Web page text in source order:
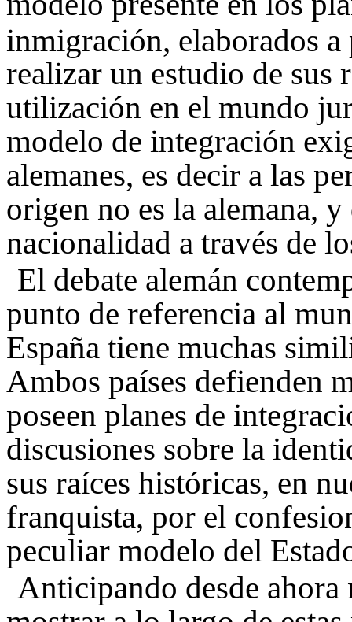
inmigración, elaborados
realizar un estudio de sus
utilización en el mundo
modelo de integración
alemanes, es decir a las
origen no es la alemana,
nacionalidad a través de
El debate alemán
punto de referencia al
España tiene muchas
Ambos países defienden
poseen planes de
discusiones sobre la
sus raíces históricas, en
franquista, por el
peculiar modelo del
Anticipando desde ahora